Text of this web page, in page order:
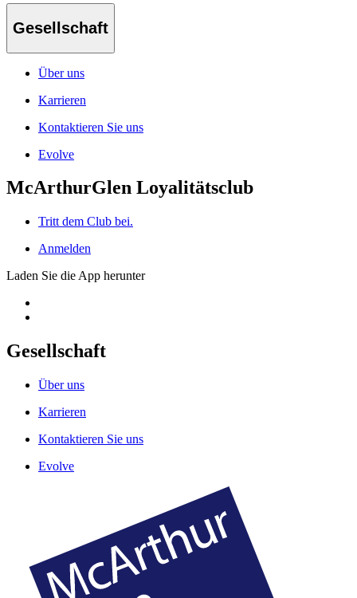
Gesellschaft
Über uns
Karrieren
Kontaktieren Sie uns
Evolve
McArthurGlen Loyalitätsclub
Tritt dem Club bei.
Anmelden
Laden Sie die App herunter
Gesellschaft
Über uns
Karrieren
Kontaktieren Sie uns
Evolve